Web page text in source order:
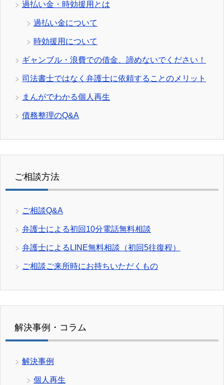
過払い金・時効援用とは
過払い金について
時効援用について
ギャンブル・浪費での借金、諦めないでください！
司法書士ではなく弁護士に依頼することのメリット
まんがでわかる個人再生
債務整理のQ&A
ご相談方法
ご相談Q&A
弁護士による初回10分電話無料相談
弁護士によるLINE無料相談（初回5往復程）
ご相談ご来所時にお持ちいただくもの
解決事例・コラム
解決事例
個人再生